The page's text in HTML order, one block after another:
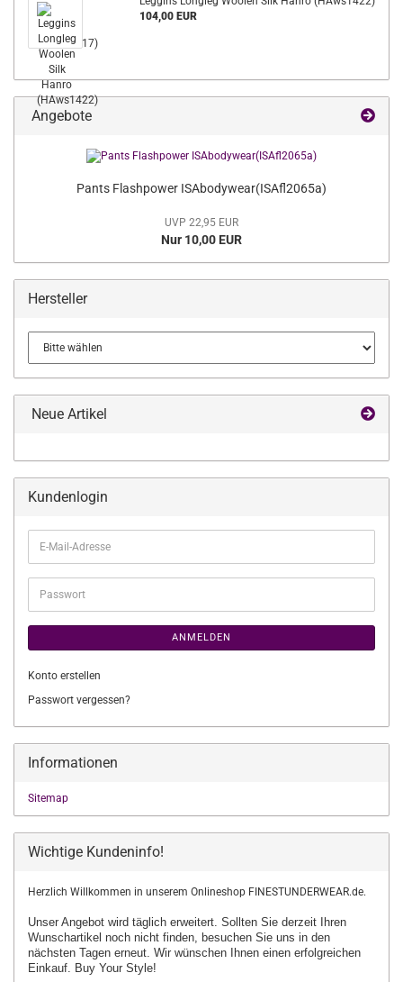
104,00 EUR
Angebote
Pants Flashpower ISAbodywear(ISAfl2065a)
UVP 22,95 EUR
Nur 10,00 EUR
Hersteller
Neue Artikel
Kundenlogin
E-
Mail-
Adresse
Passwort
ANMELDEN
Konto erstellen
Passwort vergessen?
Informationen
Sitemap
Wichtige Kundeninfo!
Herzlich Willkommen in unserem Onlineshop FINESTUNDERWEAR.de.
Unser Angebot wird täglich erweitert. Sollten Sie derzeit Ihren
Wunschartikel noch nicht finden, besuchen Sie uns in den
nächsten Tagen erneut. Wir wünschen Ihnen einen erfolgreichen
Einkauf. Buy Your Style!